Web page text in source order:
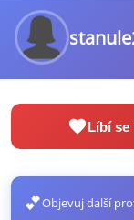
Líbí se
💕Objevuj další